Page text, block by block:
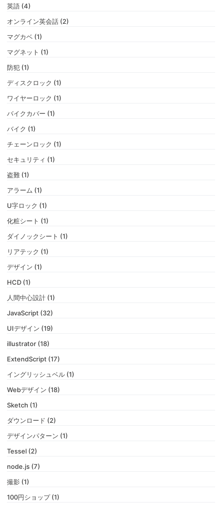
英語 (4)
オンライン英会話 (2)
マグカベ (1)
マグネット (1)
防犯 (1)
ディスクロック (1)
ワイヤーロック (1)
バイクカバー (1)
バイク (1)
チェーンロック (1)
セキュリティ (1)
盗難 (1)
アラーム (1)
U字ロック (1)
化粧シート (1)
ダイノックシート (1)
リアテック (1)
デザイン (1)
HCD (1)
人間中心設計 (1)
JavaScript (32)
UIデザイン (19)
illustrator (18)
ExtendScript (17)
イングリッシュベル (1)
Webデザイン (18)
Sketch (1)
ダウンロード (2)
デザインパターン (1)
Tessel (2)
node.js (7)
撮影 (1)
100円ショップ (1)